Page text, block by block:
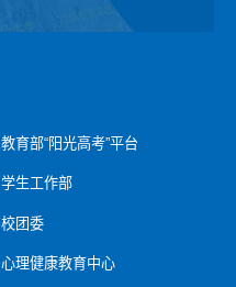
教育部“阳光高考”平台
学生工作部
校团委
心理健康教育中心